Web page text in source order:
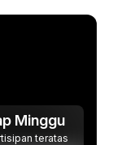
Minggu
teratas